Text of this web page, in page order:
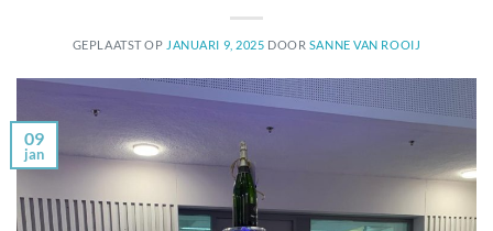
GEPLAATST OP JANUARI 9, 2025 DOOR SANNE VAN ROOIJ
09
jan